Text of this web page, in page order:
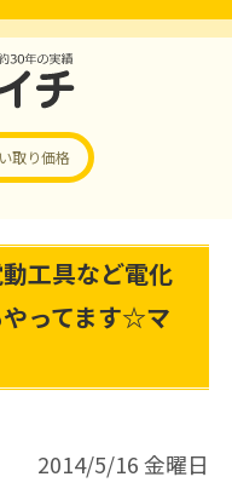
取り価格
工具など電化
ってます☆マ
2014/5/16 金曜日